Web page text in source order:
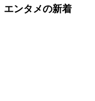
エンタメの新着